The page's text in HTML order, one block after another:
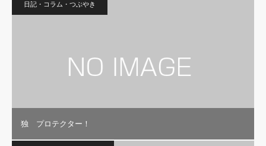
日記・コラム・つぶやき
独 プロテクター！